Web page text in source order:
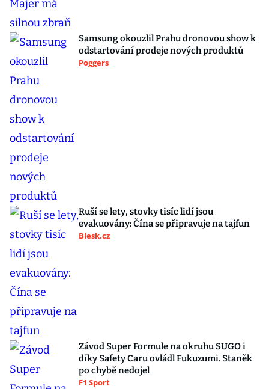
Samsung okouzlil Prahu dronovou show k
odstartování prodeje nových produktů
Poggers
Ruší se lety, stovky tisíc lidí jsou
evakuovány: Čína se připravuje na tajfun
Blesk.cz
Závod Super Formule na okruhu SUGO i
díky Safety Caru ovládl Fukuzumi. Staněk
po chybě nedojel
F1 Sport